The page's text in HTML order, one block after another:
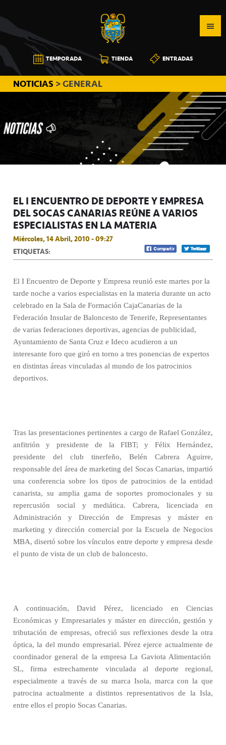
a
la
navegación
principal
al
contenido
principal
a
la
barra
lateral
principal
CB
CANARIAS
TEMPORADA TIENDA ENTRADAS
NOTICIAS > GENERAL
EL I ENCUENTRO DE DEPORTE Y EMPRESA
DEL SOCAS CANARIAS REÚNE A VARIOS
ESPECIALISTAS EN LA MATERIA
Miércoles, 14 Abril, 2010 - 09:27
ETIQUETAS:
El I Encuentro de Deporte y Empresa reunió este martes por la
tarde noche a varios especialistas en la materia durante un acto
celebrado en la Sala de Formación CajaCanarias de la
Federación Insular de Baloncesto de Tenerife, Representantes
de varias federaciones deportivas, agencias de publicidad,
Ayuntamiento de Santa Cruz e Ideco acudieron a un
interesante foro que giró en torno a tres ponencias de expertos
en distintas áreas vinculadas al mundo de los patrocinios
deportivos.
Tras las presentaciones pertinentes a cargo de Rafael González,
anfitrión y presidente de la FIBT; y Félix Hernández,
presidente del club tinerfeño, Belén Cabrera Aguirre,
responsable del área de marketing del Socas Canarias, impartió
una conferencia sobre los tipos de patrocinios de la entidad
canarista, su amplia gama de soportes promocionales y su
repercusión social y mediática. Cabrera, licenciada en
Administración y Dirección de Empresas y máster en
marketing y dirección comercial por la Escuela de Negocios
MBA, disertó sobre los vínculos entre deporte y empresa desde
el punto de vista de un club de baloncesto.
A continuación, David Pérez, licenciado en Ciencias
Económicas y Empresariales y máster en dirección, gestión y
tributación de empresas, ofreció sus reflexiones desde la otra
óptica, la del mundo empresarial. Pérez ejerce actualmente de
coordinador general de la empresa La Gaviota Alimentación
SL, firma estrechamente vinculada al deporte regional,
especialmente a través de su marca Isola, marca con la que
patrocina actualmente a distintos representativos de la Isla,
entre ellos el propio Socas Canarias.